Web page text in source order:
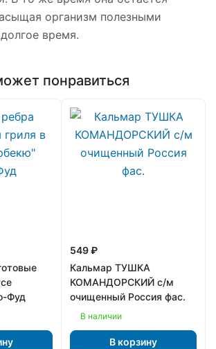
организм полезными
время.
понравиться
Фуд
549 ₽
Кальмар ТУШКА
КОМАНДОРСКИЙ с/м
очищенный Россия фас.
В наличии
В корзину